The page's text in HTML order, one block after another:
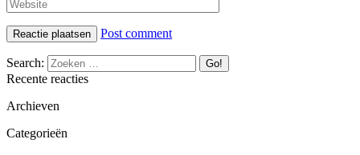
Post comment
Search:
Recente reacties
Archieven
Categorieën